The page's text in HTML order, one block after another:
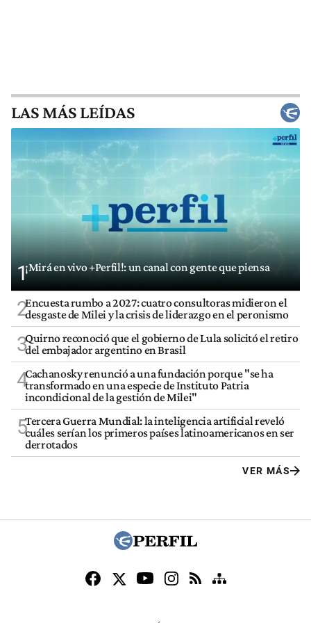
LAS MÁS LEÍDAS
1¡Mirá en vivo +Perfil!: un canal con gente que piensa
2Encuesta rumbo a 2027: cuatro consultoras midieron el
desgaste de Milei y la crisis de liderazgo en el peronismo
3Quirno reconoció que el gobierno de Lula solicitó el retiro
del embajador argentino en Brasil
4Cachanosky renunció a una fundación porque "se ha
transformado en una especie de Instituto Patria
incondicional de la gestión de Milei"
5Tercera Guerra Mundial: la inteligencia artificial reveló
cuáles serían los primeros países latinoamericanos en ser
derrotados
VER MÁS